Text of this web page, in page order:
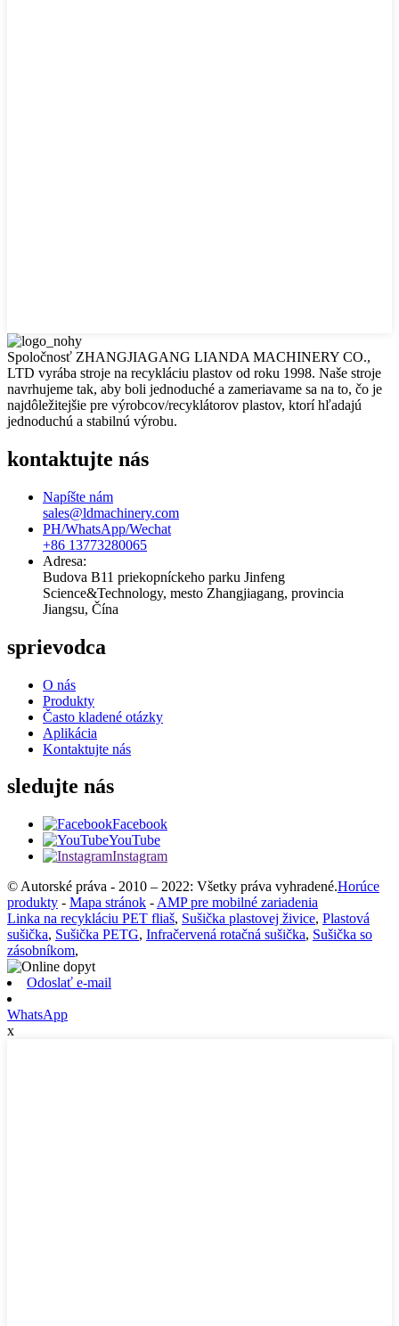
Spoločnosť ZHANGJIAGANG LIANDA MACHINERY CO.,
LTD vyrába stroje na recykláciu plastov od roku 1998. Naše stroje
navrhujeme tak, aby boli jednoduché a zameriavame sa na to, čo je
najdôležitejšie pre výrobcov/recyklátorov plastov, ktorí hľadajú
jednoduchú a stabilnú výrobu.
kontaktujte nás
Napíšte nám
sales@ldmachinery.com
PH/WhatsApp/Wechat
+86 13773280065
Adresa:
Budova B11 priekopníckeho parku Jinfeng
Science&Technology, mesto Zhangjiagang, provincia
Jiangsu, Čína
sprievodca
O nás
Produkty
Často kladené otázky
Aplikácia
Kontaktujte nás
sledujte nás
Facebook
YouTube
Instagram
© Autorské práva - 2010 – 2022: Všetky práva vyhradené.Horúce
produkty - Mapa stránok - AMP pre mobilné zariadenia
Linka na recykláciu PET fliaš, Sušička plastovej živice, Plastová
sušička, Sušička PETG, Infračervená rotačná sušička, Sušička so
zásobníkom,
Odoslať e-mail
WhatsApp
x